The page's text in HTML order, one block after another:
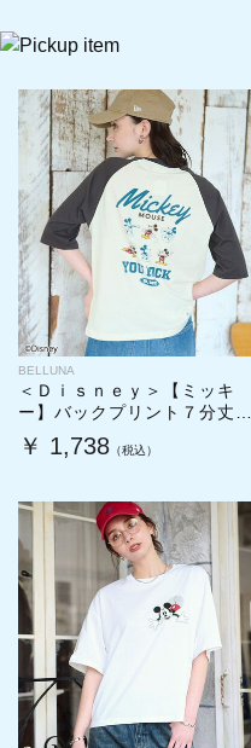
BELLUNA
＜Ｄｉｓｎｅｙ＞【ミッキ
ー】バックプリント７分丈ラ
グランＴシャツ
￥ 1,738